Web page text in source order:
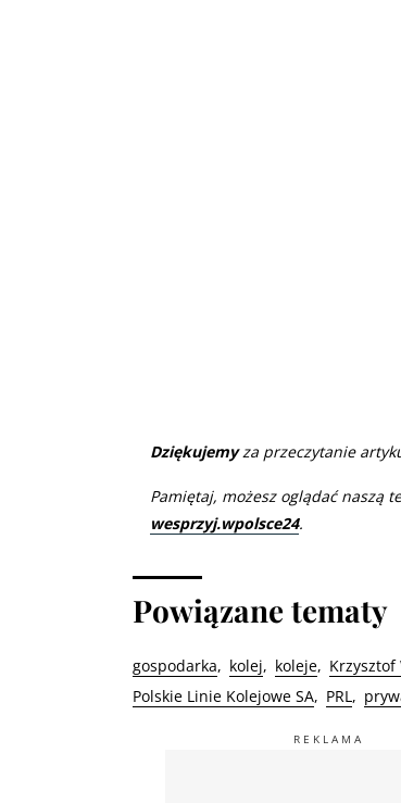
Dziękujemyza przeczytanie
Pamiętaj, możesz oglądać naszą
wesprzyj.wpolsce24.
Powiązane tematy
gospodarka kolej koleje Krzysztof
Polskie Linie Kolejowe SA
PRL